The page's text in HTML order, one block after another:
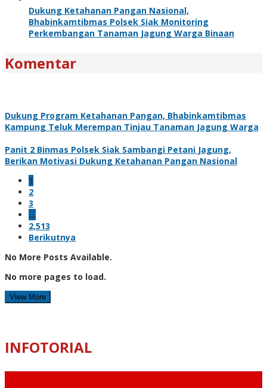
Dukung Ketahanan Pangan Nasional,
Bhabinkamtibmas Polsek Siak Monitoring
Perkembangan Tanaman Jagung Warga Binaan
Komentar
Dukung Program Ketahanan Pangan, Bhabinkamtibmas
Kampung Teluk Merempan Tinjau Tanaman Jagung Warga
Panit 2 Binmas Polsek Siak Sambangi Petani Jagung,
Berikan Motivasi Dukung Ketahanan Pangan Nasional
1
2
3
…
2,513
Berikutnya
No More Posts Available.
No more pages to load.
View More
INFOTORIAL